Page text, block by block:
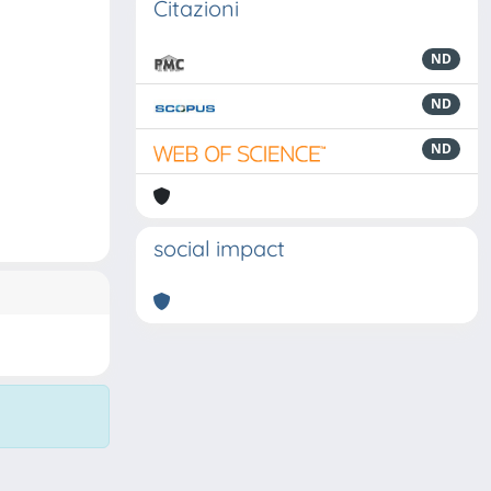
Citazioni
ND
ND
ND
social impact